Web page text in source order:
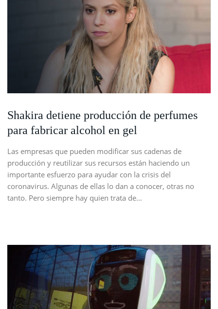
Shakira detiene producción de perfumes
para fabricar alcohol en gel
Las empresas que pueden modificar sus cadenas de
producción y reutilizar sus recursos están haciendo un
importante esfuerzo para ayudar con la crisis del
coronavirus. Algunas de ellas lo dan a conocer, otras no
tanto. Pero siempre hay quien trata de…